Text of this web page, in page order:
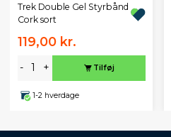
Trek Double Gel Styrbånd
Cork sort
119,00 kr.
- + Tilføj
1-2 hverdage